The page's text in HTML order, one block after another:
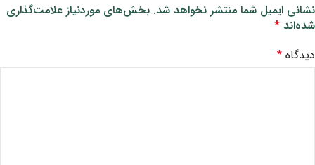
نشانی ایمیل شما منتشر نخواهد شد. بخش‌های موردنیاز علامت‌گذاری
شده‌اند *
دیدگاه *